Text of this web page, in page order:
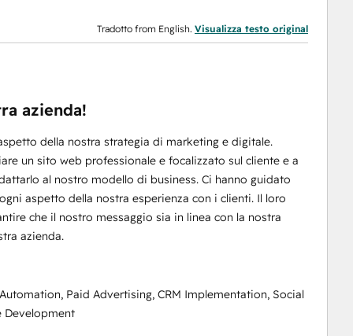
Tradotto from English. Visualizza testo original
azienda!
della nostra strategia di marketing e digitale.
un sito web professionale e focalizzato sul cliente e a
al nostro modello di business. Ci hanno guidato
aspetto della nostra esperienza con i clienti. Il loro
che il nostro messaggio sia in linea con la nostra
azienda.
Paid Advertising, CRM Implementation, Social
Development